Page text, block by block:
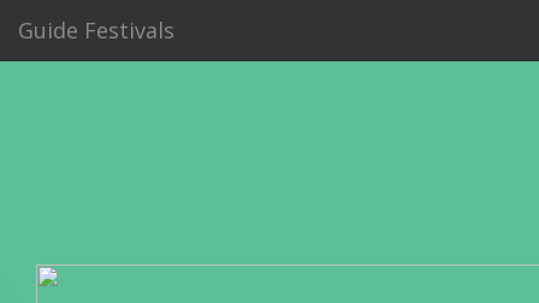
Guide Festivals